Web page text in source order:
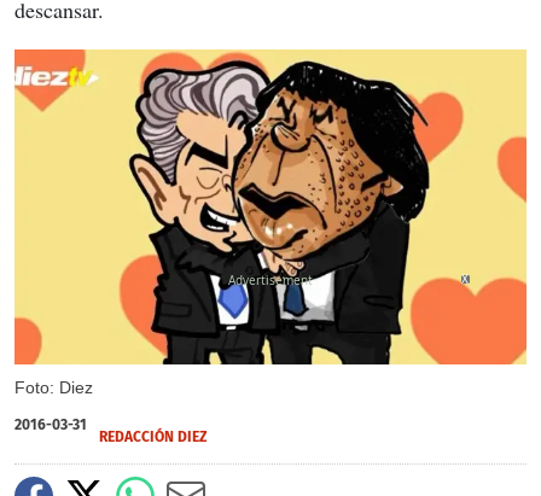
descansar.
Foto: Diez
X
2016-03-31
REDACCIÓN DIEZ